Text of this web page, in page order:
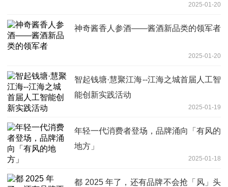
2025-01-20
神奇酱香人参酒——酱酒新品类的领军者
2025-01-20
智起钱塘·慧聚江海--江海之城首届人工智
能创新实践活动
2025-01-19
年轻一代消费者登场，品牌涌向「有风的
地方」
2025-01-18
都 2025 年了，还有品牌不会抢「风」头